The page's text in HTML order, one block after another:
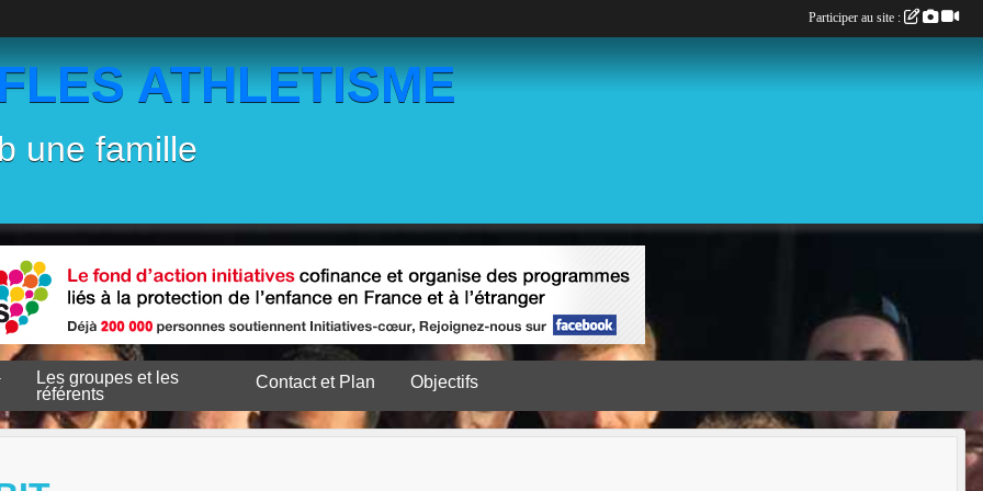
ATHLETISME
une famille
Les groupes et les
référents
Contact et Plan Objectifs
Participer au site :